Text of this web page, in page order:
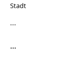
Stadt
...
...